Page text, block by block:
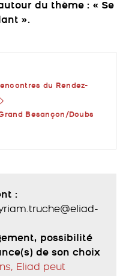
du thème : « Se
».
du Rendez-
Besançon/Doubs
:
possibilité
de son choix
Eliad peut